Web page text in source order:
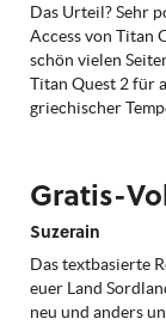
Das Urteil? Sehr
Access von Titan
schön vielen
Titan Quest 2 für
griechischer
Gratis-
Suzerain
Das textbasierte
euer Land
neu und anders